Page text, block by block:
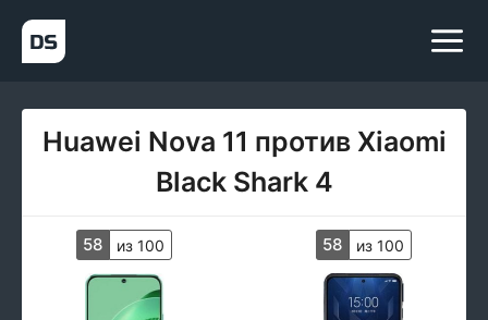
Huawei Nova 11 против Xiaomi
Black Shark 4
58 из 100 58 из 100